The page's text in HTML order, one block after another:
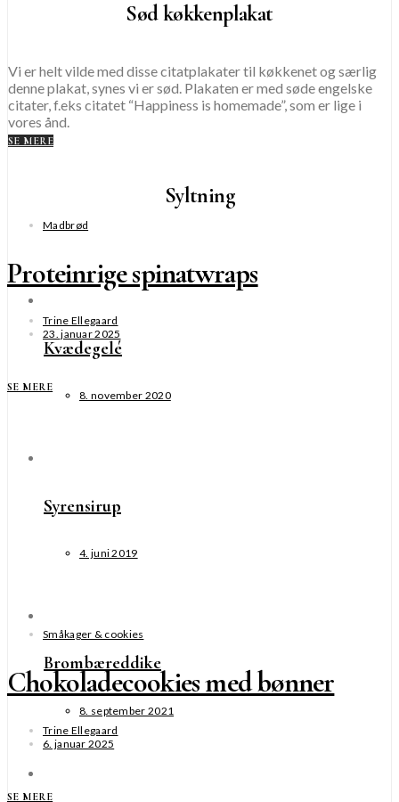
Sød køkkenplakat
Vi er helt vilde med disse citatplakater til køkkenet og særlig
denne plakat, synes vi er sød. Plakaten er med søde engelske
citater, f.eks citatet “Happiness is homemade”, som er lige i
vores ånd.
SE MERE
Syltning
Kvædegelé
8. november 2020
Syrensirup
4. juni 2019
Brombæreddike
8. september 2021
Madbrød
Proteinrige spinatwraps
Trine Ellegaard
23. januar 2025
SE MERE
Småkager & cookies
Chokoladecookies med bønner
Trine Ellegaard
6. januar 2025
SE MERE